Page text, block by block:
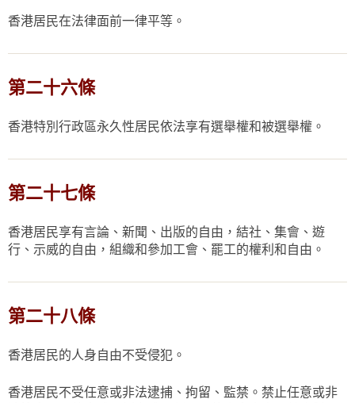
香港居民在法律面前一律平等。
第二十六條
香港特別行政區永久性居民依法享有選舉權和被選舉權。
第二十七條
香港居民享有言論、新聞、出版的自由，結社、集會、遊
行、示威的自由，組織和參加工會、罷工的權利和自由。
第二十八條
香港居民的人身自由不受侵犯。
香港居民不受任意或非法逮捕、拘留、監禁。禁止任意或非